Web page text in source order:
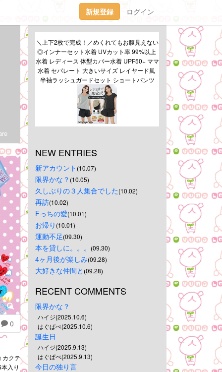
新規登録 ログイン
0
カクテ
入り
＼上下2枚で完成！／めくれてもお腹見えない
◎インナーセット水着 UVカット率 99%以上
水着 レディース 体型カバー水着 UPF50+ ママ
水着 セパレート 大きいサイズ レイヤード風
半袖ラッシュガードセット ショートパンツ
NEW ENTRIES
新アカウント (10.07)
限界かな？ (10.05)
久しぶりの３人集合でした(10.02)
再訪(10.02)
Fっちの愛(10.01)
お帰り (10.01)
運動不足(09.30)
本を貸しに。。。 (09.30)
4ヶ月後が楽しみ(09.28)
大好きな仲間と (09.28)
RECENT COMMENTS
限界かな？
ハイジ(2025.10.6)
はぐぱぺ(2025.10.6)
誕生日
ハイジ(2025.9.13)
はぐぱぺ(2025.9.13)
今日の独り言